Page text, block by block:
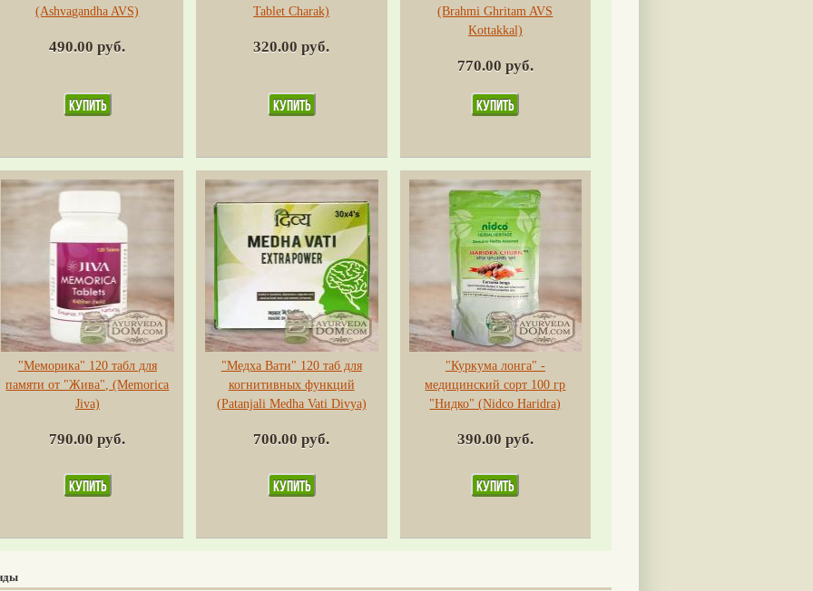
(Ashvagandha AVS)
490.00 руб.
Tablet Charak)
320.00 руб.
(Brahmi Ghritam AVS
Kottakkal)
770.00 руб.
"Меморика" 120 табл для
памяти от "Жива", (Memorica
Jiva)
790.00 руб.
"Медха Вати" 120 таб для
когнитивных функций
(Patanjali Medha Vati Divya)
700.00 руб.
"Куркума лонга" -
медицинский сорт 100 гр
"Нидко" (Nidco Haridra)
390.00 руб.